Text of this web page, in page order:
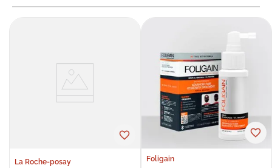
La Roche-posay Foligain
10.nivea